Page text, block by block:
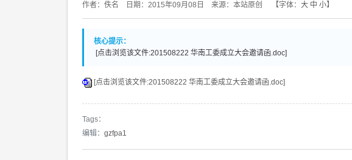
作者：佚名 日期：2015年09月08日 来源：本站原创 【字体： 大 中 小】
核心提示：
[点击浏览该文件:201508222 华南工委成立大会邀请函.doc]
[点击浏览该文件:201508222 华南工委成立大会邀请函.doc]
Tags：
编辑： gzfpa1